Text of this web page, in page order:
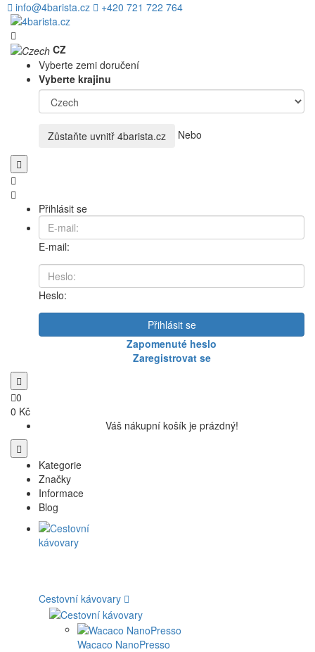
info@4barista.cz +420 721 722 764
CZ
Vyberte zemi doručení
Vyberte krajinu
Zůstaňte uvnitř 4barista.cz Nebo
Přihlásit se
E-mail:
Heslo:
Přihlásit se
Zapomenuté heslo
Zaregistrovat se
0
0 Kč
Váš nákupní košík je prázdný!
Kategorie
Značky
Informace
Blog
Cestovní kávovary
Wacaco NanoPresso